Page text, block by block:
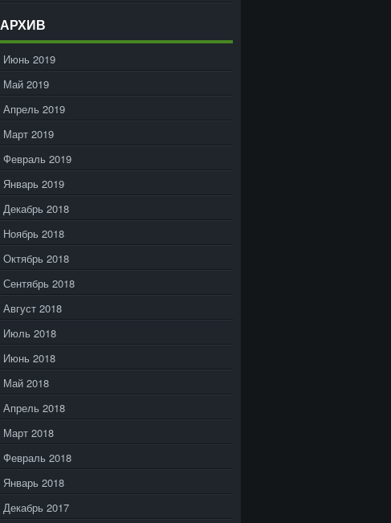
АРХИВ
Июнь 2019
Май 2019
Апрель 2019
Март 2019
Февраль 2019
Январь 2019
Декабрь 2018
Ноябрь 2018
Октябрь 2018
Сентябрь 2018
Август 2018
Июль 2018
Июнь 2018
Май 2018
Апрель 2018
Март 2018
Февраль 2018
Январь 2018
Декабрь 2017